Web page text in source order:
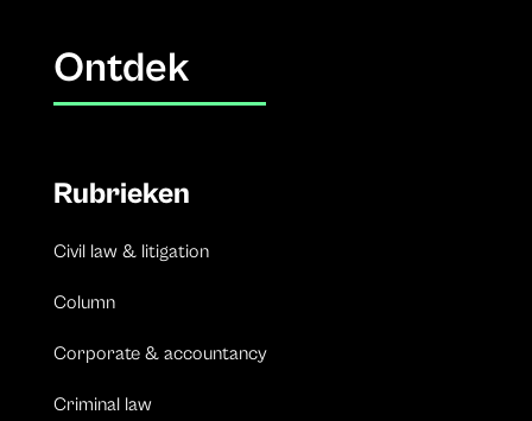
Ontdek
Rubrieken
Civil law & litigation
Column
Corporate & accountancy
Criminal law